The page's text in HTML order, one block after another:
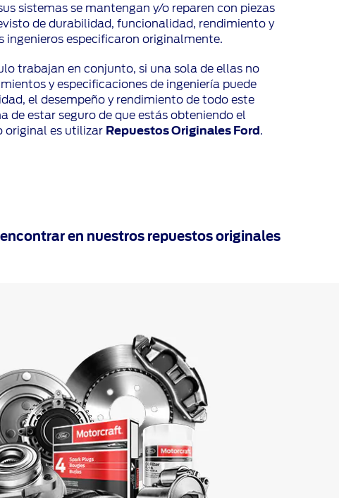
sistemas se mantengan y/o reparen con piezas
de durabilidad, funcionalidad, rendimiento y
ingenieros especificaron originalmente.
trabajan en conjunto, si una sola de ellas no
y especificaciones de ingeniería puede
el desempeño y rendimiento de todo este
de estar seguro de que estás obteniendo el
original es utilizar Repuestos Originales Ford.
en nuestros repuestos originales